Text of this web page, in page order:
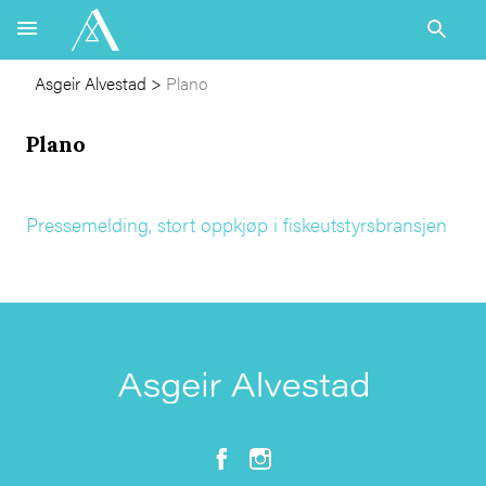
Asgeir Alvestad > Plano
Plano
Pressemelding, stort oppkjøp i fiskeutstyrsbransjen